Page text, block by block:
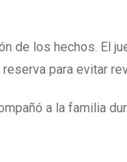
de los hechos. El
para evitar
a la familia